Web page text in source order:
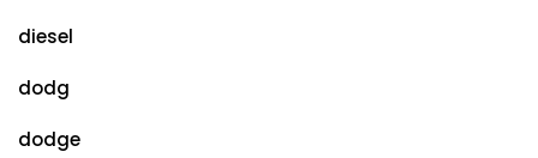
diesel
dodg
dodge